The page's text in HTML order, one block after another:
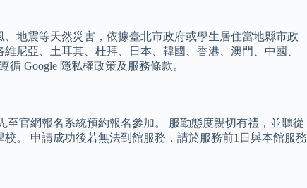
地震等天然災害，依據臺北市政府或學生居住當地縣市政
尼亞、土耳其、杜拜、日本、韓國、香港、澳門、中國、
Google 隱私權政策及服務條款。
官網報名系統預約報名參加。 服勤態度親切有禮，並聽從
。 申請成功後若無法到館服務，請於服務前1日與本館服務